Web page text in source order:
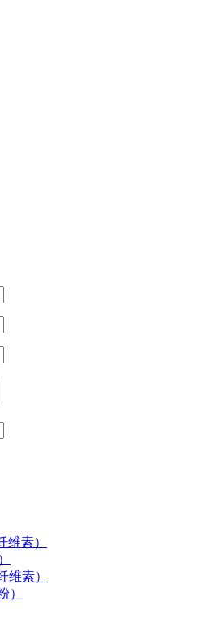
维素）
维素）
）